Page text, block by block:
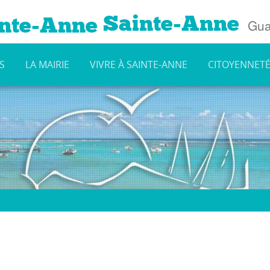
Sainte-Anne
LA MAIRIE VIVRE À SAINTE-ANNE CITOYENNETÉ